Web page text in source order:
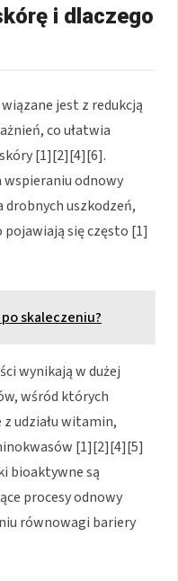
i dlaczego
jest z redukcją
co ułatwia
[1][2][4][6].
wspieraniu odnowy
uszkodzeń,
się często [1]
skaleczeniu?
wynikają w dużej
wśród których
udziału witamin,
[1][2][4][5]
bioaktywne są
procesy odnowy
równowagi bariery